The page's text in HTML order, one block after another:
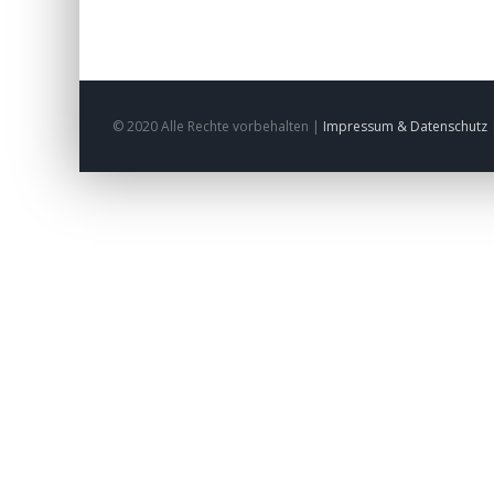
© 2020 Alle Rechte vorbehalten | Impressum & Datenschutz